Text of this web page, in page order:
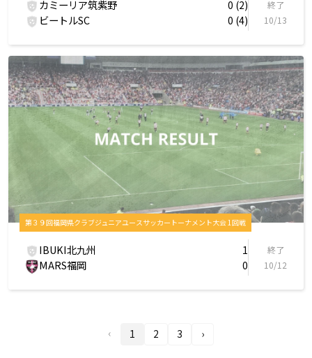
カミーリア筑紫野 0 (2)
ビートルSC 0 (4)
終了
10/13
第３９回福岡県クラブジュニアユースサッカートーナメント大会 1回戦
IBUKI北九州 1
MARS福岡 0
終了
10/12
‹ 1 2 3 ›